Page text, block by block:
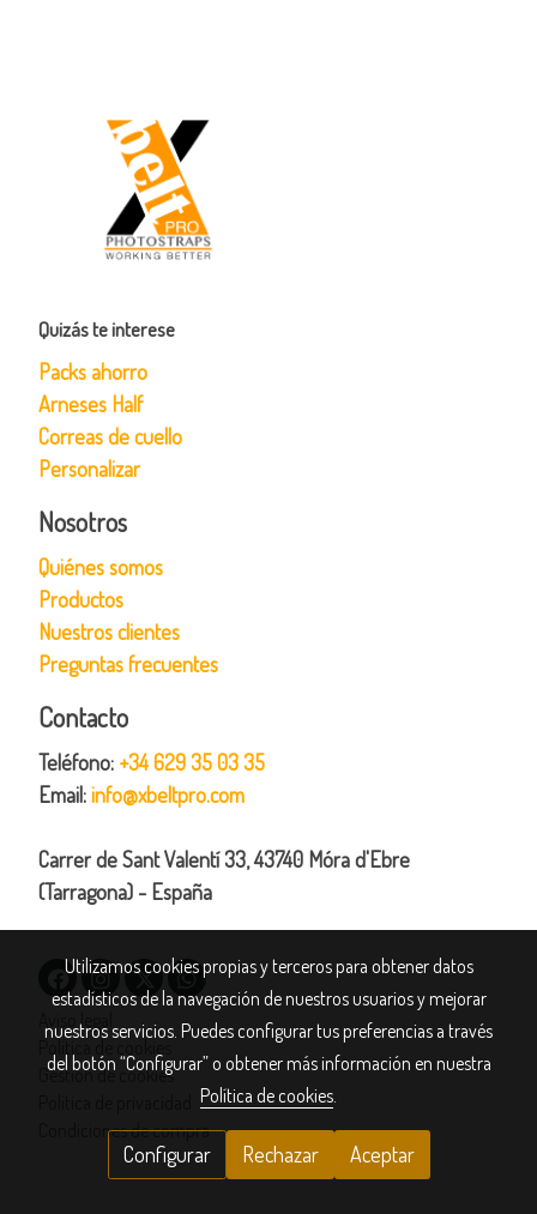
Quizás te interese
Packs ahorro
Arneses Half
Correas de cuello
Personalizar
Nosotros
Quiénes somos
Productos
Nuestros clientes
Preguntas frecuentes
Contacto
Teléfono: +34 629 35 03 35
Email:info@xbeltpro.com
Carrer de Sant Valentí 33, 43740 Móra d'Ebre
(Tarragona) - España
Aviso legal
Gestión de cookies
Condiciones de compra
Utilizamos cookies propias y terceros para obtener datos
estadísticos de la navegación de nuestros usuarios y mejorar
nuestros servicios. Puedes configurar tus preferencias a través
del botón “Configurar” o obtener más información en nuestra
Política de cookies.
Configurar Rechazar Aceptar